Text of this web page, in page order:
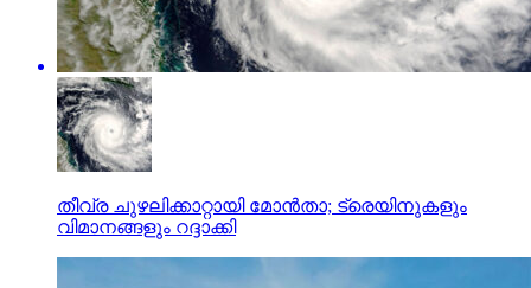
തീവ്ര ചുഴലിക്കാറ്റായി മോന്‍താ; ട്രെയിനുകളും
വിമാനങ്ങളും റദ്ദാക്കി